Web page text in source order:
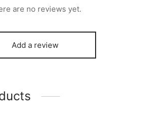
are no reviews yet.
Add a review